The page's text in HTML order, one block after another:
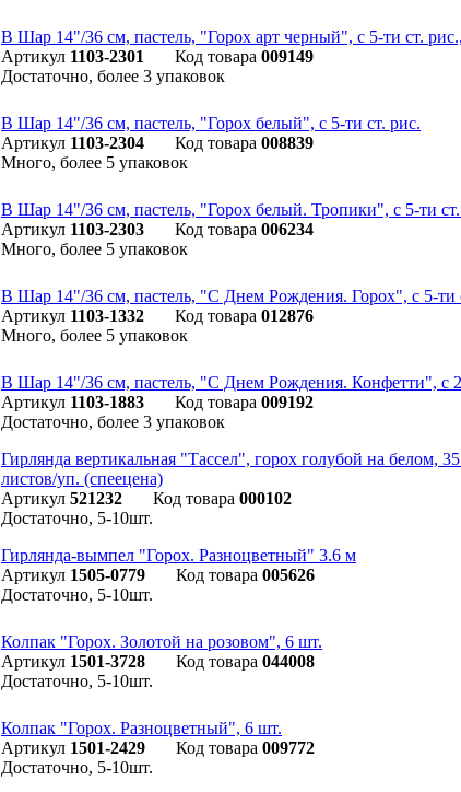
B Шар 14"/36 см, пастель, "Горох арт черный", с 5-ти ст.
Артикул 1103-2301 Код товара 009149
Достаточно, более 3 упаковок
B Шар 14"/36 см, пастель, "Горох белый", с 5-ти ст. рис.
Артикул 1103-2304 Код товара 008839
Много, более 5 упаковок
B Шар 14"/36 см, пастель, "Горох белый. Тропики", с 5-ти
Артикул 1103-2303 Код товара 006234
Много, более 5 упаковок
B Шар 14"/36 см, пастель, "С Днем Рождения. Горох", с 5-ти
Артикул 1103-1332 Код товара 012876
Много, более 5 упаковок
B Шар 14"/36 см, пастель, "С Днем Рождения. Конфетти", с
Артикул 1103-1883 Код товара 009192
Достаточно, более 3 упаковок
Гирлянда вертикальная "Тассел", горох голубой на белом,
листов/уп. (спеецена)
Артикул 521232 Код товара 000102
Достаточно, 5-10шт.
Гирлянда-вымпел "Горох. Разноцветный" 3.6 м
Артикул 1505-0779 Код товара 005626
Достаточно, 5-10шт.
Колпак "Горох. Золотой на розовом", 6 шт.
Артикул 1501-3728 Код товара 044008
Достаточно, 5-10шт.
Колпак "Горох. Разноцветный", 6 шт.
Артикул 1501-2429 Код товара 009772
Достаточно, 5-10шт.